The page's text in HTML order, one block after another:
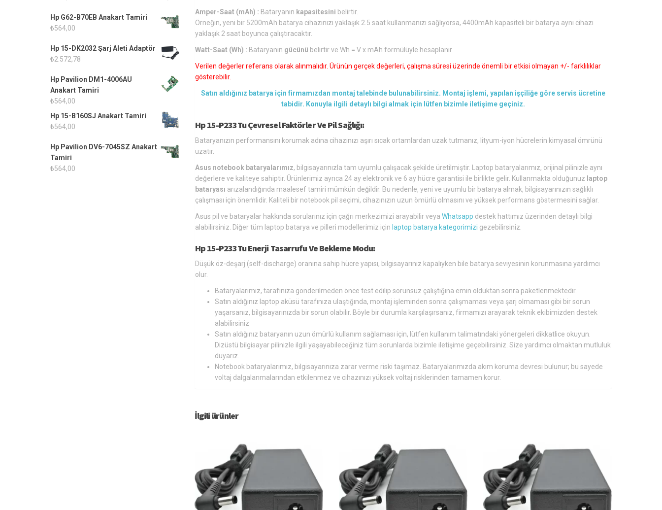
Amper-Saat (mAh) : Bataryanın kapasitesini belirtir.
Örneğin, yeni bir 5200mAh batarya cihazınızı yaklaşık 2.5 saat kullanmanızı sağlıyorsa, 4400mAh kapasiteli bir batarya aynı cihazı
yaklaşık 2 saat boyunca çalıştıracaktır.
Watt-Saat (Wh) : Bataryanın gücünü belirtir ve Wh = V x mAh formülüyle hesaplanır
Verilen değerler referans olarak alınmalıdır. Ürünün gerçek değerleri, çalışma süresi üzerinde önemli bir etkisi olmayan +/- farklılıklar
gösterebilir.
Satın aldığınız batarya için firmamızdan montaj talebinde bulunabilirsiniz. Montaj işlemi, yapılan işçiliğe göre servis ücretine
tabidir. Konuyla ilgili detaylı bilgi almak için lütfen bizimle iletişime geçiniz.
Hp 15-P233Tu Çevresel Faktörler Ve Pil Sağlığı:
Bataryanızın performansını korumak adına cihazınızı aşırı sıcak ortamlardan uzak tutmanız, lityum-iyon hücrelerin kimyasal ömrünü
uzatır.
Asus notebook bataryalarımız, bilgisayarınızla tam uyumlu çalışacak şekilde üretilmiştir. Laptop bataryalarımız, orijinal pilinizle aynı
değerlere ve kaliteye sahiptir. Ürünlerimiz ayrıca 24 ay elektronik ve 6 ay hücre garantisi ile birlikte gelir. Kullanmakta olduğunuz laptop
bataryası arızalandığında maalesef tamiri mümkün değildir. Bu nedenle, yeni ve uyumlu bir batarya almak, bilgisayarınızın sağlıklı
çalışması için önemlidir. Kaliteli bir notebook pil seçimi, cihazınızın uzun ömürlü olmasını ve yüksek performans göstermesini sağlar.
Asus pil ve bataryalar hakkında sorularınız için çağrı merkezimizi arayabilir veya Whatsapp destek hattımız üzerinden detaylı bilgi
alabilirsiniz. Diğer tüm laptop batarya ve pilleri modellerimiz için laptop batarya kategorimizi gezebilirsiniz.
Hp 15-P233Tu Enerji Tasarrufu Ve Bekleme Modu:
Düşük öz-deşarj (self-discharge) oranına sahip hücre yapısı, bilgisayarınız kapalıyken bile batarya seviyesinin korunmasına yardımcı
olur.
Bataryalarımız, tarafınıza gönderilmeden önce test edilip sorunsuz çalıştığına emin olduktan sonra paketlenmektedir.
Satın aldığınız laptop aküsü tarafınıza ulaştığında, montaj işleminden sonra çalışmaması veya şarj olmaması gibi bir sorun
yaşarsanız, bilgisayarınızda bir sorun olabilir. Böyle bir durumla karşılaşırsanız, firmamızı arayarak teknik ekibimizden destek
alabilirsiniz
Satın aldığınız bataryanın uzun ömürlü kullanım sağlaması için, lütfen kullanım talimatındaki yönergeleri dikkatlice okuyun.
Dizüstü bilgisayar pilinizle ilgili yaşayabileceğiniz tüm sorunlarda bizimle iletişime geçebilirsiniz. Size yardımcı olmaktan mutluluk
duyarız.
Notebook bataryalarımız, bilgisayarınıza zarar verme riski taşımaz. Bataryalarımızda akım koruma devresi bulunur; bu sayede
voltaj dalgalanmalarından etkilenmez ve cihazınızı yüksek voltaj risklerinden tamamen korur.
İlgili ürünler
Hp G62-B70EB Anakart Tamiri
₺564,00
Hp 15-DK2032 Şarj Aleti Adaptör
₺2.572,78
Hp Pavilion DM1-4006AU
Anakart Tamiri
₺564,00
Hp 15-B160SJ Anakart Tamiri
₺564,00
Hp Pavilion DV6-7045SZ Anakart
Tamiri
₺564,00